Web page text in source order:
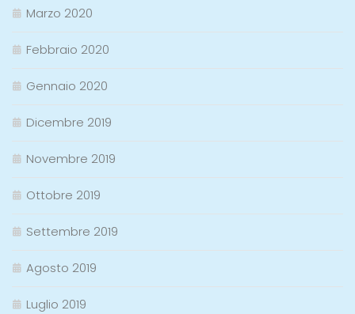
Marzo 2020
Febbraio 2020
Gennaio 2020
Dicembre 2019
Novembre 2019
Ottobre 2019
Settembre 2019
Agosto 2019
Luglio 2019